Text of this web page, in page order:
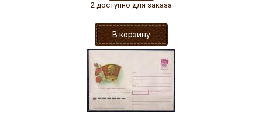
2 доступно для заказа